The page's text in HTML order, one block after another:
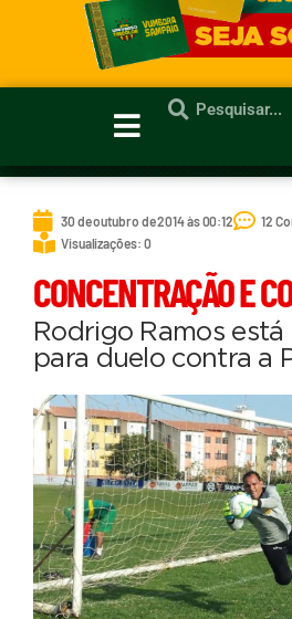
30 de outubro de 2014 às 00:12
12
Visualizações: 0
CONCENTRAÇÃO E
Rodrigo Ramos
para duelo contra a